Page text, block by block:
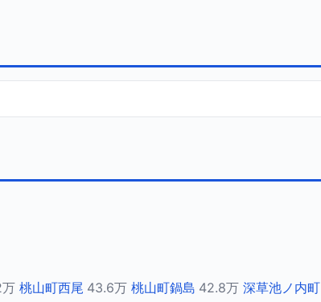
桃山町西尾 43.6万 桃山町鍋島 42.8万 深草池ノ内町